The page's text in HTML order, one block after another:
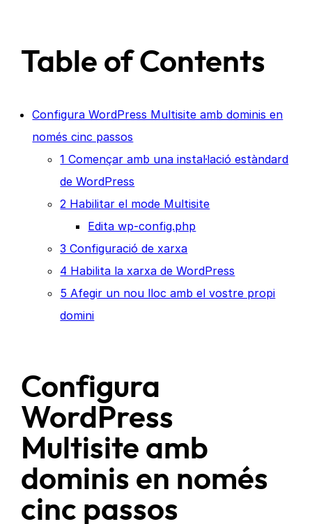
Table of Contents
Configura WordPress Multisite amb dominis en
només cinc passos
1 Començar amb una instal·lació estàndard
de WordPress
2 Habilitar el mode Multisite
Edita wp-config.php
3 Configuració de xarxa
4 Habilita la xarxa de WordPress
5 Afegir un nou lloc amb el vostre propi
domini
Configura
WordPress
Multisite amb
dominis en només
cinc passos